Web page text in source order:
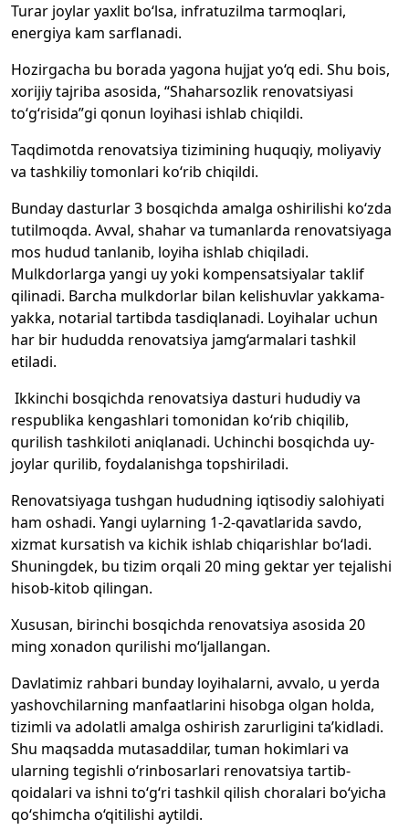
Turar joylar yaxlit bo‘lsa, infratuzilma tarmoqlari,
energiya kam sarflanadi.
Hozirgacha bu borada yagona hujjat yo‘q edi. Shu bois,
xorijiy tajriba asosida, “Shaharsozlik renovatsiyasi
to‘g‘risida”gi qonun loyihasi ishlab chiqildi.
Taqdimotda renovatsiya tizimining huquqiy, moliyaviy
va tashkiliy tomonlari ko‘rib chiqildi.
Bunday dasturlar 3 bosqichda amalga oshirilishi ko‘zda
tutilmoqda. Avval, shahar va tumanlarda renovatsiyaga
mos hudud tanlanib, loyiha ishlab chiqiladi.
Mulkdorlarga yangi uy yoki kompensatsiyalar taklif
qilinadi. Barcha mulkdorlar bilan kelishuvlar yakkama-
yakka, notarial tartibda tasdiqlanadi. Loyihalar uchun
har bir hududda renovatsiya jamg‘armalari tashkil
etiladi.
Ikkinchi bosqichda renovatsiya dasturi hududiy va
respublika kengashlari tomonidan ko‘rib chiqilib,
qurilish tashkiloti aniqlanadi. Uchinchi bosqichda uy-
joylar qurilib, foydalanishga topshiriladi.
Renovatsiyaga tushgan hududning iqtisodiy salohiyati
ham oshadi. Yangi uylarning 1-2-qavatlarida savdo,
xizmat kursatish va kichik ishlab chiqarishlar bo‘ladi.
Shuningdek, bu tizim orqali 20 ming gektar yer tejalishi
hisob-kitob qilingan.
Xususan, birinchi bosqichda renovatsiya asosida 20
ming xonadon qurilishi mo‘ljallangan.
Davlatimiz rahbari bunday loyihalarni, avvalo, u yerda
yashovchilarning manfaatlarini hisobga olgan holda,
tizimli va adolatli amalga oshirish zarurligini ta’kidladi.
Shu maqsadda mutasaddilar, tuman hokimlari va
ularning tegishli o‘rinbosarlari renovatsiya tartib-
qoidalari va ishni to‘g‘ri tashkil qilish choralari bo‘yicha
qo‘shimcha o‘qitilishi aytildi.